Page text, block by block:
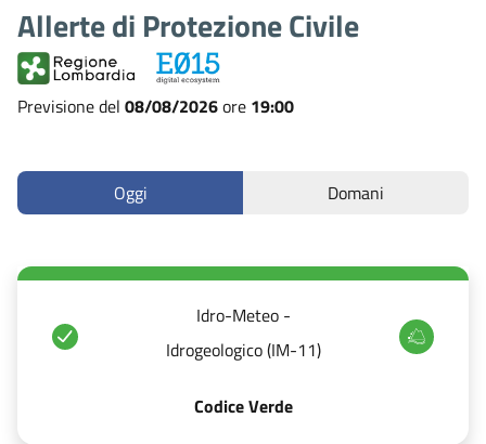
Allerte di Protezione Civile
Previsione del 08/08/2026ore 19:00
Oggi Domani
Idro-Meteo -
Idrogeologico (IM-11)
Codice Verde